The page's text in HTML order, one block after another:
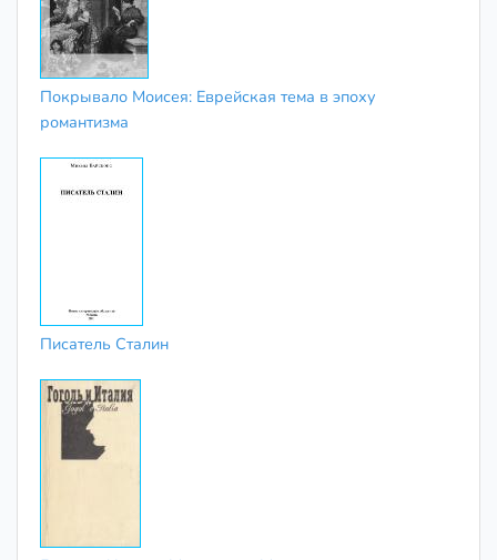
Покрывало Моисея: Еврейская тема в эпоху
романтизма
Писатель Сталин